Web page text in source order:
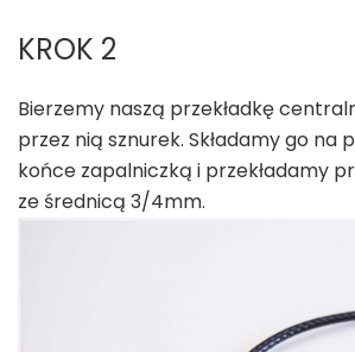
KROK 2
Bierzemy naszą przekładkę
przez nią sznurek. Składamy go na
końce zapalniczką i przekładamy
ze średnicą 3/4mm.